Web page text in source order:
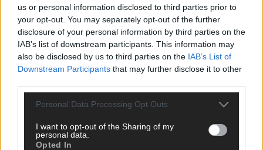
us or personal information disclosed to third parties prior to
your opt-out. You may separately opt-out of the further
disclosure of your personal information by third parties on the
IAB’s list of downstream participants. This information may
also be disclosed by us to third parties on the IAB’s List of
Downstream Participants that may further disclose it to other
Personal Data Processing Opt Outs
I want to opt-out of the Sharing of my
personal data.
Opted In
The Masked Singer: Enthüllung: Ein deutscher
Schauspieler glänzte als King
The Masked Singer: Billie Eilish trifft Kuh-Power!
Muuhnika verzaubert mit „Lovely“
Are The World“!
The Masked Singer: King schwebt mit „Fly Me To The
Moon“!
The Masked Singer: Enthüllung: Eine österreichische